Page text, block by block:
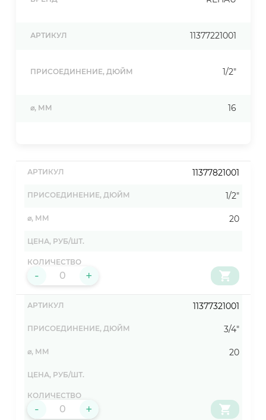
АРТИКУЛ 11377221001
ПРИСОЕДИНЕНИЕ, ДЮЙМ 1/2"
⌀, ММ 16
11377821001
1/2"
20
- +
11377321001
3/4"
20
- +